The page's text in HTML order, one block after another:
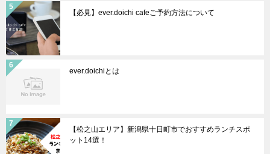
【必見】ever.doichi cafeご予約方法について
ever.doichiとは
【松之山エリア】新潟県十日町市でおすすめランチスポ
ット14選！